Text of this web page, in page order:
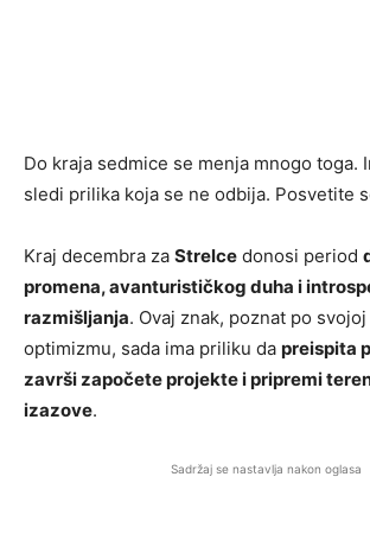
Do kraja sedmice se menja mnogo toga.
sledi prilika koja se ne odbija. Posvetite
Kraj decembra za Strelce donosi period
promena, avanturističkog duha i
razmišljanja. Ovaj znak, poznat po
optimizmu, sada ima priliku da preispita
završi započete projekte i pripremi
izazove.
Sadržaj se nastavlja nakon oglasa